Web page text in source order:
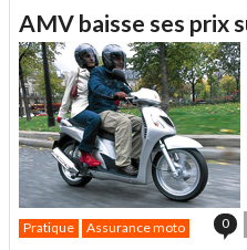
AMV baisse ses prix
Pratique Assurance moto 0